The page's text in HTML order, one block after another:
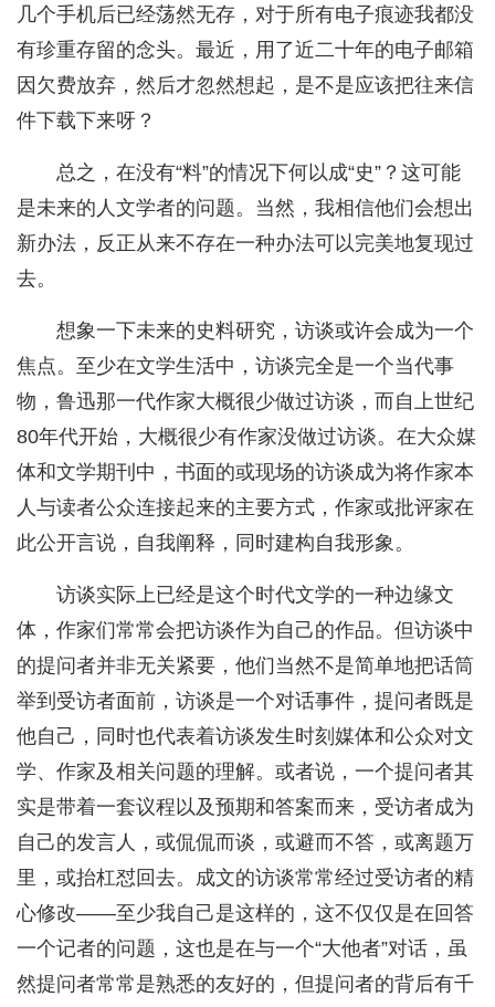
几个手机后已经荡然无存，对于所有电子痕迹我都没
有珍重存留的念头。最近，用了近二十年的电子邮箱
因欠费放弃，然后才忽然想起，是不是应该把往来信
件下载下来呀？
总之，在没有“料”的情况下何以成“史”？这可能
是未来的人文学者的问题。当然，我相信他们会想出
新办法，反正从来不存在一种办法可以完美地复现过
去。
想象一下未来的史料研究，访谈或许会成为一个
焦点。至少在文学生活中，访谈完全是一个当代事
物，鲁迅那一代作家大概很少做过访谈，而自上世纪
80年代开始，大概很少有作家没做过访谈。在大众媒
体和文学期刊中，书面的或现场的访谈成为将作家本
人与读者公众连接起来的主要方式，作家或批评家在
此公开言说，自我阐释，同时建构自我形象。
访谈实际上已经是这个时代文学的一种边缘文
体，作家们常常会把访谈作为自己的作品。但访谈中
的提问者并非无关紧要，他们当然不是简单地把话筒
举到受访者面前，访谈是一个对话事件，提问者既是
他自己，同时也代表着访谈发生时刻媒体和公众对文
学、作家及相关问题的理解。或者说，一个提问者其
实是带着一套议程以及预期和答案而来，受访者成为
自己的发言人，或侃侃而谈，或避而不答，或离题万
里，或抬杠怼回去。成文的访谈常常经过受访者的精
心修改——至少我自己是这样的，这不仅仅是在回答
一个记者的问题，这也是在与一个“大他者”对话，虽
然提问者常常是熟悉的友好的，但提问者的背后有千